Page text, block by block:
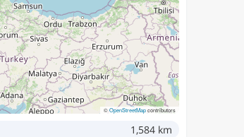
©OpenStreetMapcontributors
1,584 km